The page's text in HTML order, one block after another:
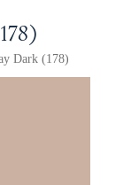
Dark (178)